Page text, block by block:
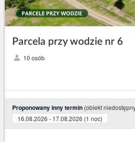
Parcela przy wodzie nr 6
10 osób
Proponowany inny termin (obiekt
16.08.2026 - 17.08.2026 (1 noc)